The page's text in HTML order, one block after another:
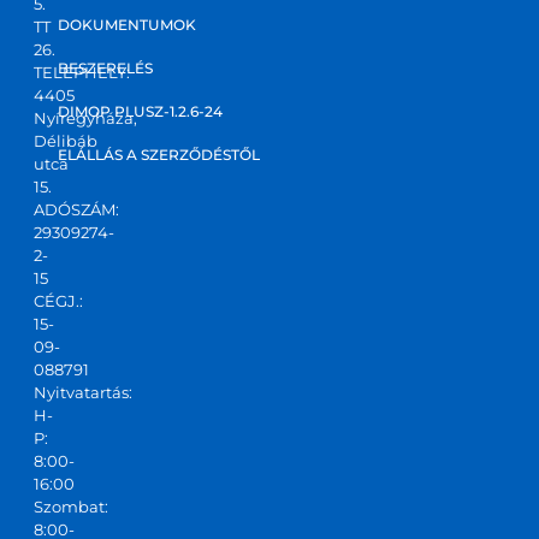
kis
5.
TT
26.
TELEPHELY:
4405
Nyíregyháza,
Délibáb
utca
15.
ADÓSZÁM:
29309274-
2-
15
CÉGJ.:
15-
09-
088791
Nyitvatartás:
H-
P:
8:00-
16:00
Szombat:
8:00-
DOKUMENTUMOK
BESZERELÉS
DIMOP PLUSZ-1.2.6-24
ELÁLLÁS A SZERZŐDÉSTŐL